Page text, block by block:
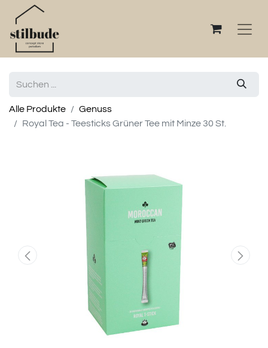
Alle Produkte
Genuss
Royal Tea - Teesticks Grüner Tee mit Minze 30 St.